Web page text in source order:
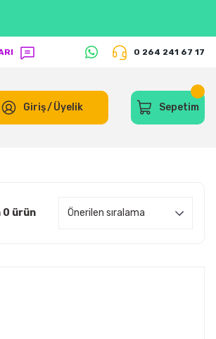
0 264 241 67 17
Giriş/Üyelik Sepetim
0 ürün